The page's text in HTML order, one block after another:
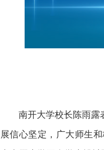
南开大学校长陈雨露
展信心坚定，广大师生